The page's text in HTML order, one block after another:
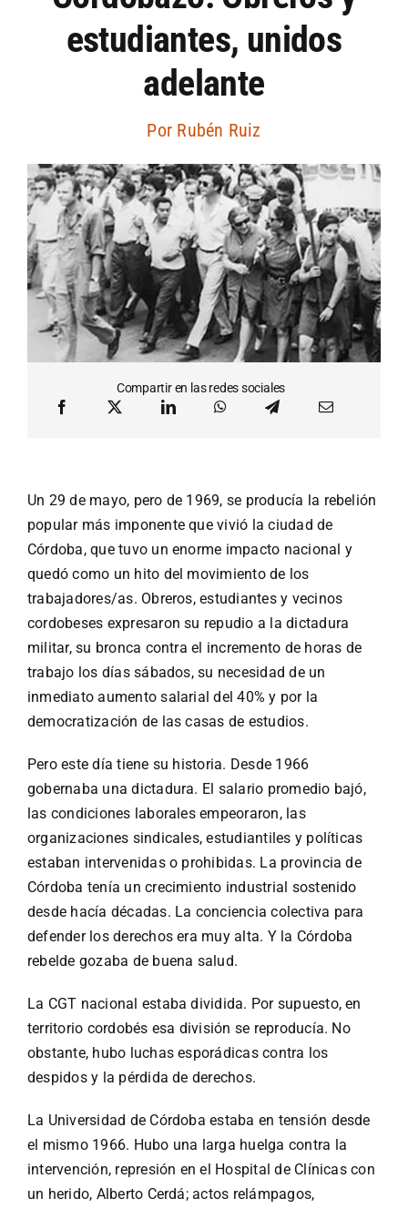
Artículos por autor
Artículos por sección
estudiantes, unidos
adelante
Por Rubén Ruiz
Compartir en las redes sociales
Un 29 de mayo, pero de 1969, se producía la rebelión
popular más imponente que vivió la ciudad de
Córdoba, que tuvo un enorme impacto nacional y
quedó como un hito del movimiento de los
trabajadores/as. Obreros, estudiantes y vecinos
cordobeses expresaron su repudio a la dictadura
militar, su bronca contra el incremento de horas de
trabajo los días sábados, su necesidad de un
inmediato aumento salarial del 40% y por la
democratización de las casas de estudios.
Pero este día tiene su historia. Desde 1966
gobernaba una dictadura. El salario promedio bajó,
las condiciones laborales empeoraron, las
organizaciones sindicales, estudiantiles y políticas
estaban intervenidas o prohibidas. La provincia de
Córdoba tenía un crecimiento industrial sostenido
desde hacía décadas. La conciencia colectiva para
defender los derechos era muy alta. Y la Córdoba
rebelde gozaba de buena salud.
La CGT nacional estaba dividida. Por supuesto, en
territorio cordobés esa división se reproducía. No
obstante, hubo luchas esporádicas contra los
despidos y la pérdida de derechos.
La Universidad de Córdoba estaba en tensión desde
el mismo 1966. Hubo una larga huelga contra la
intervención, represión en el Hospital de Clínicas con
un herido, Alberto Cerdá; actos relámpagos,